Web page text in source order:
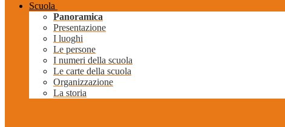
Scuola
Panoramica
Presentazione
I luoghi
Le persone
I numeri della scuola
Le carte della scuola
Organizzazione
La storia